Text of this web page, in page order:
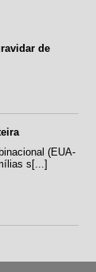
de
(EUA-
s[...]